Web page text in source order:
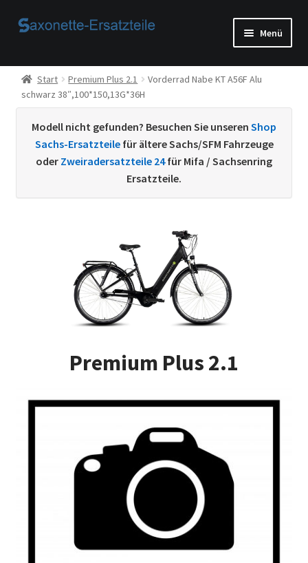
Zur
Zum
Menü
Start
AGB
Beispiel-Seite
Datenschutzerklärung von
Vertrag widerrufen
Widerrufsbelehrung
Start Premium Plus 2.1
Vorderrad Nabe KT A56F Alu
schwarz 38″,100*150,13G*36H
Modell nicht gefunden? Besuchen Sie unseren Shop
Sachs-Ersatzteilefür ältere Sachs/SFM Fahrzeuge
oder Zweiradersatzteile 24für Mifa / Sachsenring
Ersatzteile.
Premium Plus 2.1